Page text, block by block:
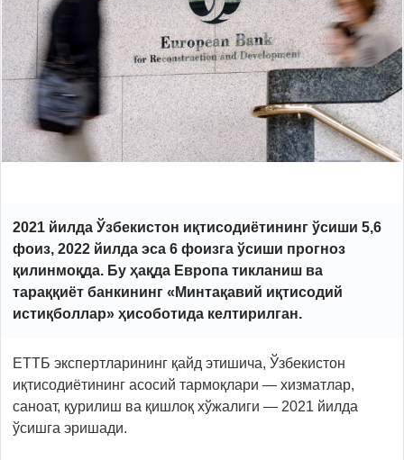
2021 йилда Ўзбекистон иқтисодиётининг ўсиши 5,6
фоиз, 2022 йилда эса 6 фоизга ўсиши прогноз
қилинмоқда. Бу ҳақда Европа тикланиш ва
тараққиёт банкининг «Минтақавий иқтисодий
истиқболлар» ҳисоботида келтирилган.
ЕТТБ экспертларининг қайд этишича, Ўзбекистон
иқтисодиётининг асосий тармоқлари — хизматлар,
саноат, қурилиш ва қишлоқ хўжалиги — 2021 йилда
ўсишга эришади.